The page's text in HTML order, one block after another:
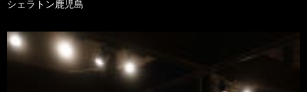
シェラトン鹿児島